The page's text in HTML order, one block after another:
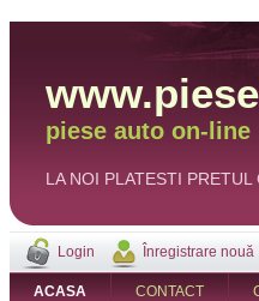
piese auto on-line
LA NOI PLATESTI PRETUL
Login Înregistrare nouă
ACASA CONTACT